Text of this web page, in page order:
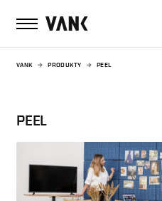
VANK PRODUKTY PEEL
PEEL